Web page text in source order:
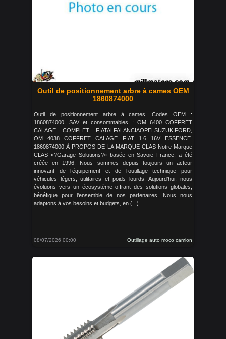
Outil de positionnement arbre à cames OEM
1860874000
Outil de positionnement arbre à cames. Codes OEM :
1860874000. SAV et consommables : OM 6400 COFFRET
CALAGE COMPLET FIATALFALANCIAOPELSUZUKIFORD,
OM 4038 COFFRET CALAGE FIAT 1.6 16V ESSENCE.
1860874000 À PROPOS DE LA MARQUE CLAS Notre Marque
CLAS «?Garage Solutions?» basée en Savoie France, a été
créée en 1996. Nous sommes depuis toujours un acteur
innovant de l’équipement et de l’outillage technique pour
véhicules légers, utilitaires et poids lourds. Aujourd’hui, nous
évoluons vers un écosystème offrant des solutions globales,
bénéfique pour l’ensemble de nos partenaires. Nous nous
adaptons à vos besoins et budgets, en (...)
08/07/2026 00:00 Outillage auto moco camion